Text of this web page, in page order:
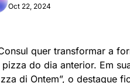
Oct 22, 2024
quer transformar a
do dia anterior. Em
di Ontem”, o destaque